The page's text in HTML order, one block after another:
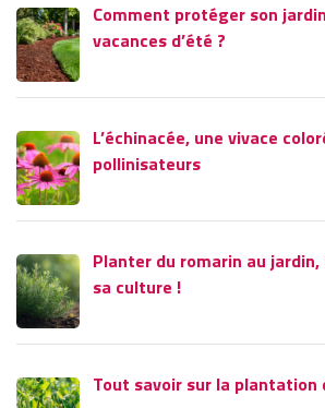
Comment protéger son
vacances d’été ?
L’échinacée, une vivace
pollinisateurs
Planter du romarin au
sa culture !
Tout savoir sur la plantation